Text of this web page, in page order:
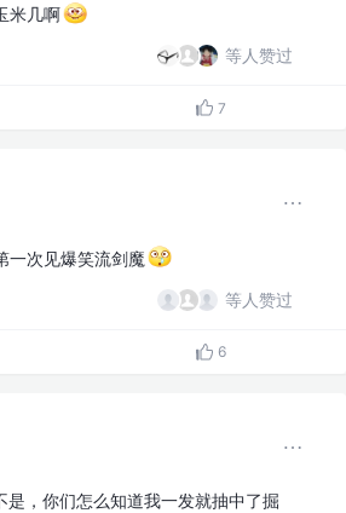
米几啊
等人赞过
7
一次见爆笑流剑魔
等人赞过
6
是，你们怎么知道我一发就抽中了掘